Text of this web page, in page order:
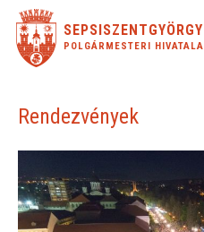
SEPSISZENTGYÖRGY
POLGÁRMESTERI HIVATALA
Rendezvények